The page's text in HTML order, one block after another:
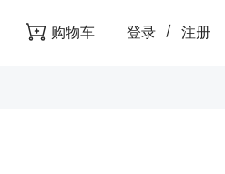
购物车 登录 / 注册